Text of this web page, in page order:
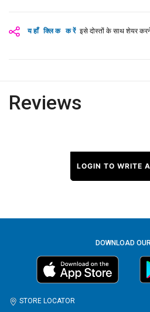
यहाँ क्लिक करें इसे दोस्तों के साथ शेयर
Reviews
LOGIN TO WRITE
DOWNLOAD
STORE LOCATOR